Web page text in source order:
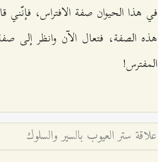
في هذا الحيوان صفة الافتراس،
هذه الصفة، فتعال الآن وانظر إلى
المفترس!
علاقة ستر العيوب بالسير والسلوك